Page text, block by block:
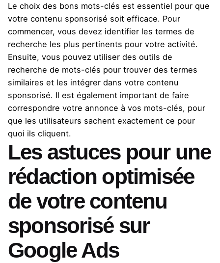
Le choix des bons mots-clés est essentiel pour que
votre contenu sponsorisé soit efficace. Pour
commencer, vous devez identifier les termes de
recherche les plus pertinents pour votre activité.
Ensuite, vous pouvez utiliser des outils de
recherche de mots-clés pour trouver des termes
similaires et les intégrer dans votre contenu
sponsorisé. Il est également important de faire
correspondre votre annonce à vos mots-clés, pour
que les utilisateurs sachent exactement ce pour
quoi ils cliquent.
Les astuces pour une
rédaction optimisée
de votre contenu
sponsorisé sur
Google Ads